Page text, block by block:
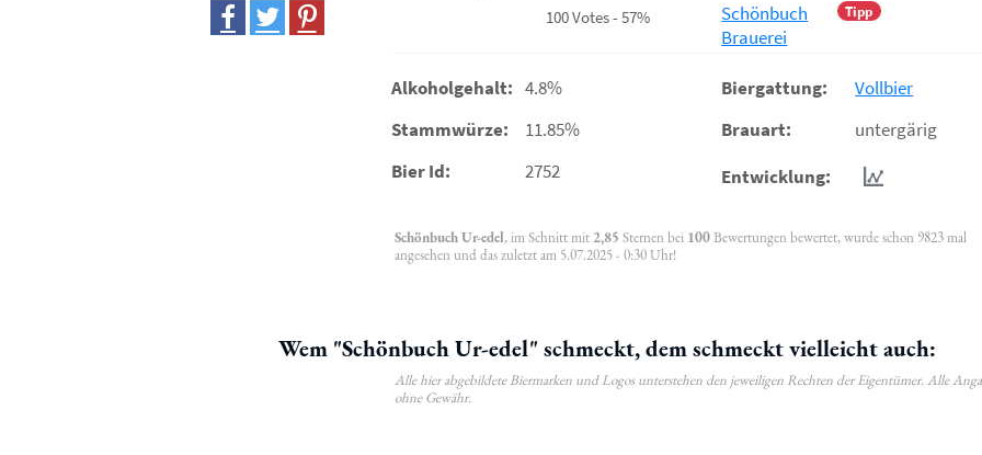
100 Votes - 57% Tipp
Schönbuch
Brauerei
Alkoholgehalt: 4.8%
Stammwürze:
11.85%
Bier Id:
2752
Biergattung:
Vollbier
Brauart:
untergärig
Entwicklung:
Schönbuch Ur-edel, im Schnitt mit 2,85 Sternen bei 100Bewertungen bewertet, wurde schon 9823 mal
angesehen und das zuletzt am 5.07.2025 - 0:30 Uhr!
Wem "Schönbuch Ur-edel" schmeckt, dem schmeckt vielleicht auch:
Alle hier abgebildete Biermarken und Logos unterstehen den jeweiligen Rechten der Eigentümer. Alle
ohne Gewähr.